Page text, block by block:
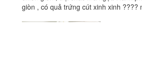
giòn , có quả trứng cút xinh xinh ????